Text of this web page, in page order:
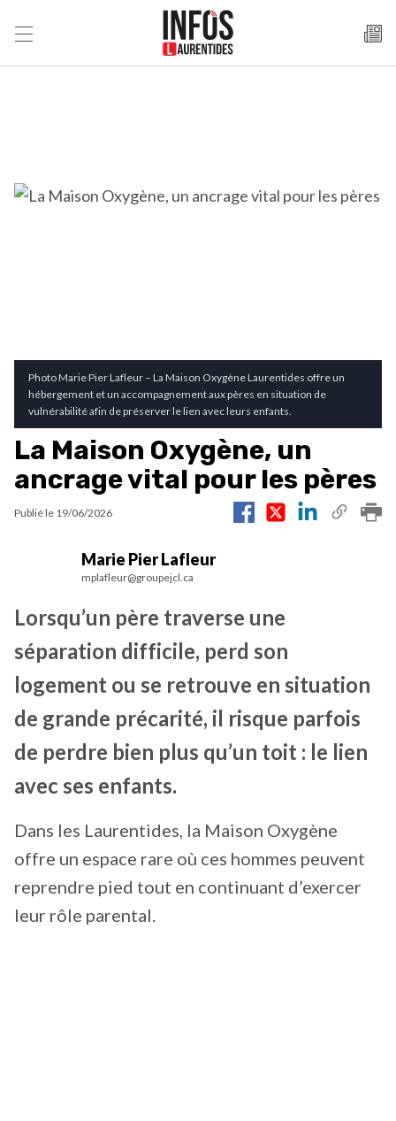
Photo Marie Pier Lafleur – La Maison Oxygène Laurentides offre un
hébergement et un accompagnement aux pères en situation de
vulnérabilité afin de préserver le lien avec leurs enfants.
La Maison Oxygène, un
ancrage vital pour les pères
Publié le 19/06/2026
Marie Pier Lafleur
mplafleur@groupejcl.ca
Lorsqu’un père traverse une
séparation difficile, perd son
logement ou se retrouve en situation
de grande précarité, il risque parfois
de perdre bien plus qu’un toit : le lien
avec ses enfants.
Dans les Laurentides, la Maison Oxygène
offre un espace rare où ces hommes peuvent
reprendre pied tout en continuant d’exercer
leur rôle parental.